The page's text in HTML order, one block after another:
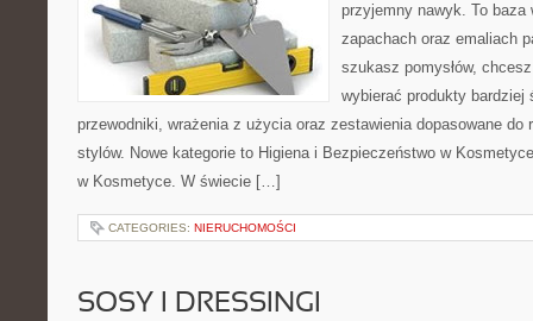
przyjemny nawyk. To
zapachach oraz emaliach
szukasz pomysłów,
wybierać produkty bardziej
przewodniki, wrażenia z użycia oraz zestawienia dopasowane do
stylów. Nowe kategorie to Higiena i Bezpieczeństwo w
w Kosmetyce. W świecie […]
CATEGORIES: NIERUCHOMOŚCI
SOSY I DRESSINGI